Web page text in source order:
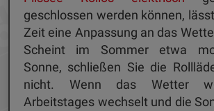
geschlossen werden können,
Zeit eine Anpassung an das
Scheint im Sommer etwa
Sonne, schließen Sie die
nicht. Wenn das Wetter
Arbeitstages wechselt und die